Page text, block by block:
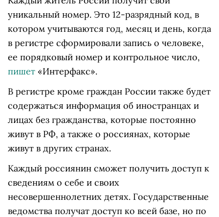
уникальный номер. Это 12-разрядный код, в
котором учитываются год, месяц и день, когда
в регистре сформировали запись о человеке,
ее порядковый номер и контрольное число,
пишет «Интерфакс».
В регистре кроме граждан России также будет
содержаться информация об иностранцах и
лицах без гражданства, которые постоянно
живут в РФ, а также о россиянах, которые
живут в других странах.
Каждый россиянин сможет получить доступ к
сведениям о себе и своих
несовершеннолетних детях. Государственные
ведомства получат доступ ко всей базе, но по